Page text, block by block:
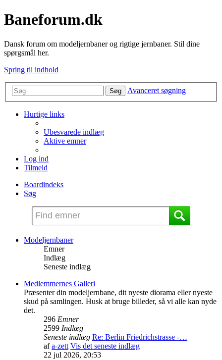
Baneforum.dk
Dansk forum om modeljernbaner og rigtige jernbaner. Stil dine
spørgsmål her.
Spring til indhold
Søg Avanceret søgning
Hurtige links
Ubesvarede indlæg
Aktive emner
Log ind
Tilmeld
Boardindeks
Søg
Modeljernbaner
Emner
Indlæg
Seneste indlæg
Medlemmernes Galleri
Præsenter din modeljernbane, dit nyeste diorama eller nyeste
skud på samlingen. Husk at bruge billeder, så vi alle kan nyde
det.
296 Emner
2599 Indlæg
Seneste indlæg Re: Berlin Friedrichstrasse -…
afa-zett Vis det seneste indlæg
22 jul 2026, 20:53